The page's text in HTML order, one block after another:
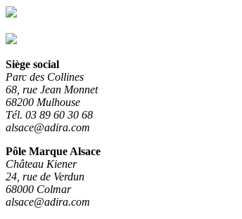
Siège social
Parc des Collines
68, rue Jean Monnet
68200 Mulhouse
Tél. 03 89 60 30 68
alsace@adira.com
Pôle Marque Alsace
Château Kiener
24, rue de Verdun
68000 Colmar
alsace@adira.com